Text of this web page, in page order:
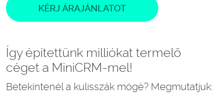
KÉRJ ÁRAJÁNLATOT
Így építettünk milliókat termelő
céget a MiniCRM-mel!
Betekintenél a kulisszák mögé? Megmutatjuk: